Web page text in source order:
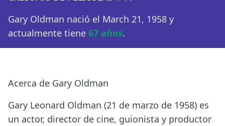
Gary Oldman nació el March 21, 1958 y
actualmente tiene 67 años.
Acerca de Gary Oldman
Gary Leonard Oldman (21 de marzo de 1958) es
un actor, director de cine, guionista y productor